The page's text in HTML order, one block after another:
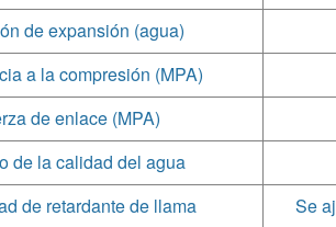
de expansión (agua)
a la compresión (MPA)
de enlace (MPA)
de la calidad del agua
de retardante de llama
Se